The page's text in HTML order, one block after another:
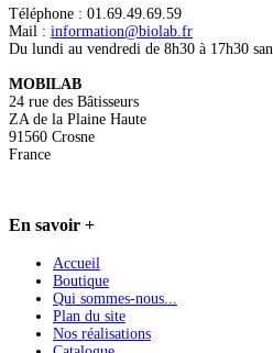
Téléphone : 01.69.49.69.59
Mail : information@biolab.fr
Du lundi au vendredi de 8h30 à 17h30
MOBILAB
24 rue des Bâtisseurs
ZA de la Plaine Haute
91560 Crosne
France
En savoir +
Accueil
Boutique
Qui sommes-nous...
Plan du site
Nos réalisations